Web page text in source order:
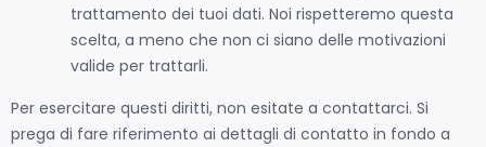
trattamento dei tuoi dati. Noi rispetteremo questa
scelta, a meno che non ci siano delle motivazioni
valide per trattarli.
Per esercitare questi diritti, non esitate a contattarci. Si
prega di fare riferimento ai dettagli di contatto in fondo a